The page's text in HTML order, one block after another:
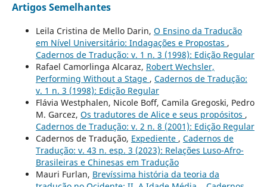
Artigos Semelhantes
Leila Cristina de Mello Darin, O Ensino da Traducão
em Nível Universitário: Indagações e Propostas ,
Cadernos de Tradução: v. 1 n. 3 (1998): Edição Regular
Rafael Camorlinga Alcaraz, Robert Wechsler,
Performing Without a Stage , Cadernos de Tradução:
v. 1 n. 3 (1998): Edição Regular
Flávia Westphalen, Nicole Boff, Camila Gregoski, Pedro
M. Garcez, Os tradutores de Alice e seus propósitos ,
Cadernos de Tradução: v. 2 n. 8 (2001): Edição Regular
Cadernos de Tradução, Expediente , Cadernos de
Tradução: v. 43 n. esp. 3 (2023): Relações Luso-Afro-
Brasileiras e Chinesas em Tradução
Mauri Furlan, Brevíssima história da teoria da